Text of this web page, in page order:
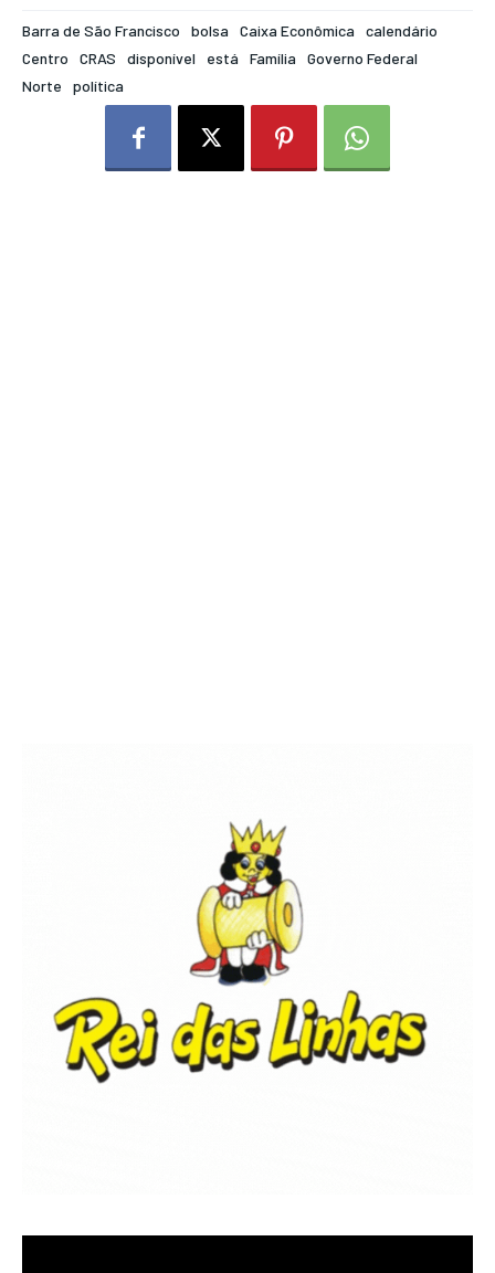
Barra de São Francisco bolsa Caixa Econômica
calendário
Centro
CRAS disponível está Família
Governo Federal
Norte
política